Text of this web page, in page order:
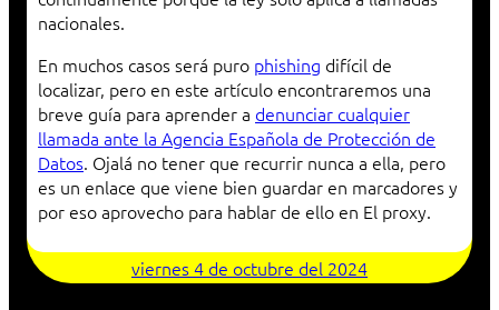
nacionales.
En muchos casos será puro phishing difícil de
localizar, pero en este artículo encontraremos una
breve guía para aprender a denunciar cualquier
llamada ante la Agencia Española de Protección de
Datos. Ojalá no tener que recurrir nunca a ella, pero
es un enlace que viene bien guardar en marcadores y
por eso aprovecho para hablar de ello en El proxy.
viernes 4 de octubre del 2024